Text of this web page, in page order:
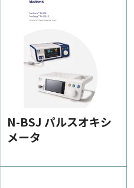
N-BSJ パルスオキシ
メータ